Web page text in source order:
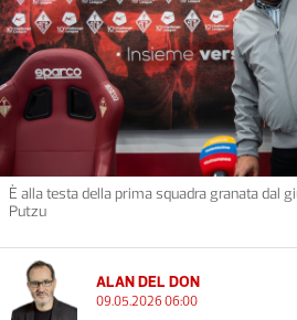
È alla testa della prima squadra granata dal
Putzu
ALAN DEL DON
09.05.2026 06:00